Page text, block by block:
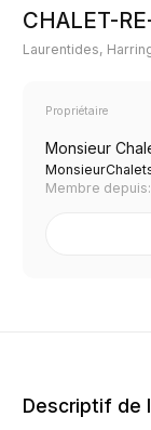
CHALET-
Laurentides,
Propriétaire
Monsieur
Membre
Descriptif de